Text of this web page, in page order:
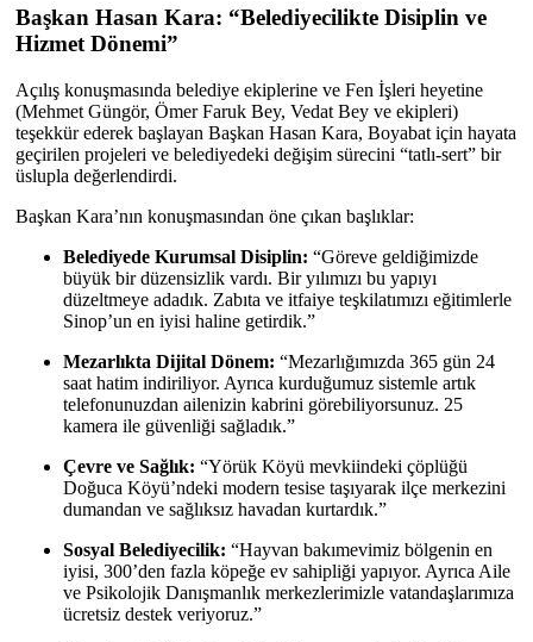
Başkan Hasan Kara: “Belediyecilikte Disiplin ve
Hizmet Dönemi”
Açılış konuşmasında belediye ekiplerine ve Fen İşleri heyetine
(Mehmet Güngör, Ömer Faruk Bey, Vedat Bey ve ekipleri)
teşekkür ederek başlayan Başkan Hasan Kara, Boyabat için hayata
geçirilen projeleri ve belediyedeki değişim sürecini “tatlı-sert” bir
üslupla değerlendirdi.
Başkan Kara’nın konuşmasından öne çıkan başlıklar:
Belediyede Kurumsal Disiplin: “Göreve geldiğimizde
büyük bir düzensizlik vardı. Bir yılımızı bu yapıyı
düzeltmeye adadık. Zabıta ve itfaiye teşkilatımızı eğitimlerle
Sinop’un en iyisi haline getirdik.”
Mezarlıkta Dijital Dönem: “Mezarlığımızda 365 gün 24
saat hatim indiriliyor. Ayrıca kurduğumuz sistemle artık
telefonunuzdan ailenizin kabrini görebiliyorsunuz. 25
kamera ile güvenliği sağladık.”
Çevre ve Sağlık: “Yörük Köyü mevkiindeki çöplüğü
Doğuca Köyü’ndeki modern tesise taşıyarak ilçe merkezini
dumandan ve sağlıksız havadan kurtardık.”
Sosyal Belediyecilik: “Hayvan bakımevimiz bölgenin en
iyisi, 300’den fazla köpeğe ev sahipliği yapıyor. Ayrıca Aile
ve Psikolojik Danışmanlık merkezlerimizle vatandaşlarımıza
ücretsiz destek veriyoruz.”